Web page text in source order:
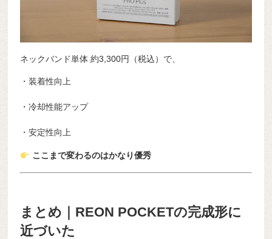
ネックバンド単体 約3,300円（税込）で、
・装着性向上
・冷却性能アップ
・安定性向上
ここまで変わるのはかなり優秀
まとめ｜REON POCKETの完成形に
近づいた